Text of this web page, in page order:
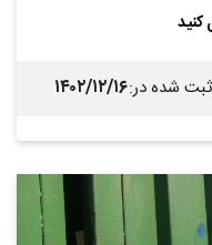
ثبت شده در:۱۴۰۲/۱۲/۱۶